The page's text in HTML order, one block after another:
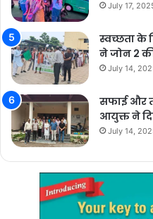
July 17,
स्वच्छता के
ने जोन 2
July 14,
सफाई और
आयुक्त ने
July 14,